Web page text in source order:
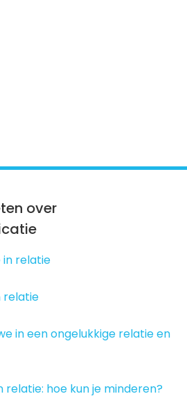
over
in relatie
relatie
in een ongelukkige relatie en
relatie: hoe kun je minderen?